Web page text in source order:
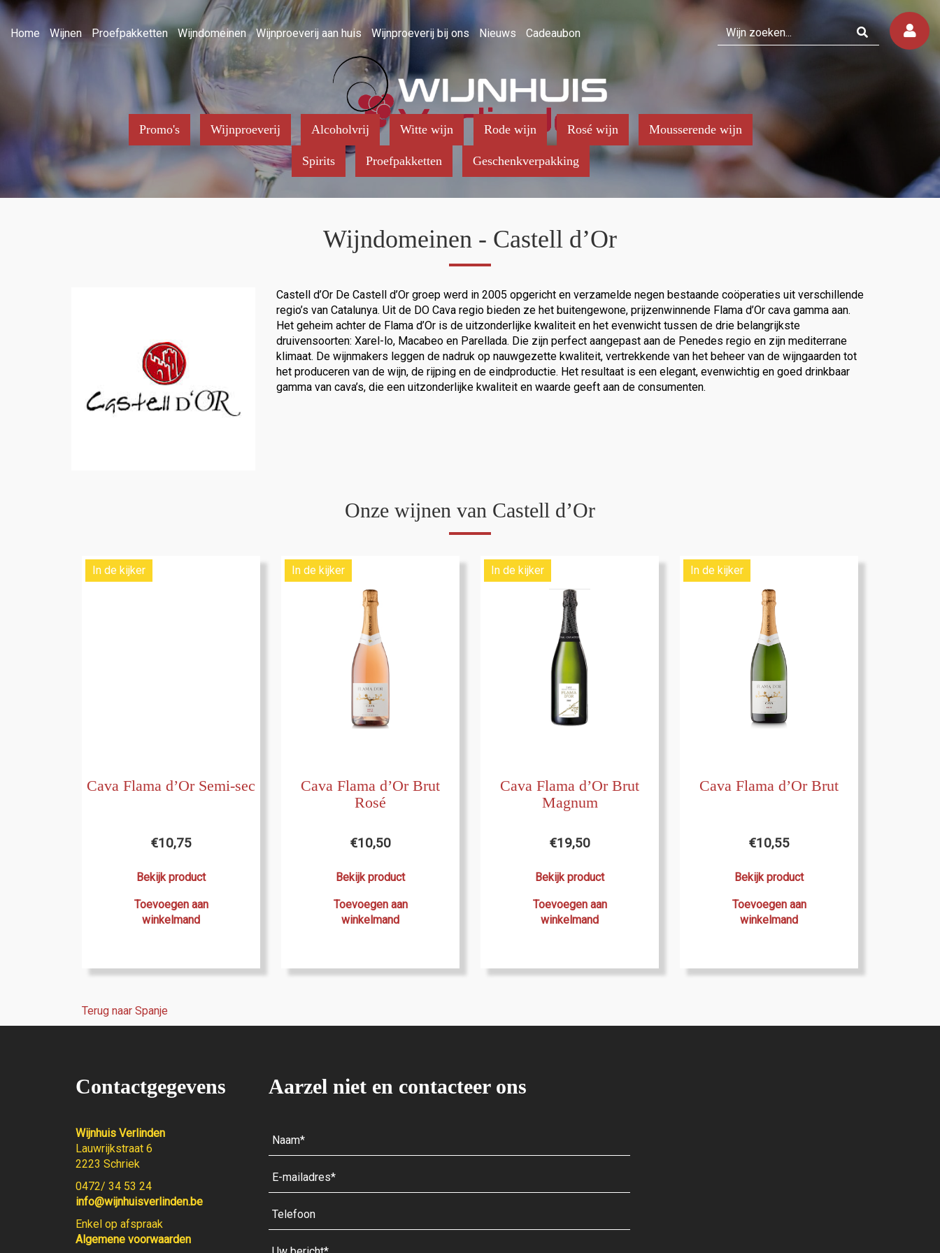
Home Wijnen Proefpakketten Wijndomeinen Wijnproeverij aan huis Wijnproeverij bij ons Nieuws Cadeaubon
Promo's Wijnproeverij Alcoholvrij Witte wijn Rode wijn Rosé wijn Mousserende wijn
Spirits Proefpakketten Geschenkverpakking
Wijndomeinen - Castell d’Or
Castell d’Or De Castell d’Or groep werd in 2005 opgericht en verzamelde negen bestaande coöperaties uit verschillende
regio’s van Catalunya. Uit de DO Cava regio bieden ze het buitengewone, prijzenwinnende Flama d’Or cava gamma aan.
Het geheim achter de Flama d’Or is de uitzonderlijke kwaliteit en het evenwicht tussen de drie belangrijkste
druivensoorten: Xarel-lo, Macabeo en Parellada. Die zijn perfect aangepast aan de Penedes regio en zijn mediterrane
klimaat. De wijnmakers leggen de nadruk op nauwgezette kwaliteit, vertrekkende van het beheer van de wijngaarden tot
het produceren van de wijn, de rijping en de eindproductie. Het resultaat is een elegant, evenwichtig en goed drinkbaar
gamma van cava’s, die een uitzonderlijke kwaliteit en waarde geeft aan de consumenten.
Onze wijnen van Castell d’Or
In de kijker
Cava Flama d’Or Semi-sec
€10,75
Bekijk product
Toevoegen aan
winkelmand
In de kijker
Cava Flama d’Or Brut
Rosé
€10,50
Bekijk product
Toevoegen aan
winkelmand
In de kijker
Cava Flama d’Or Brut
Magnum
€19,50
Bekijk product
Toevoegen aan
winkelmand
In de kijker
Cava Flama d’Or Brut
€10,55
Bekijk product
Toevoegen aan
winkelmand
Terug naar Spanje
Contactgegevens
Wijnhuis Verlinden
Lauwrijkstraat 6
2223 Schriek
0472/ 34 53 24
info@wijnhuisverlinden.be
Enkel op afspraak
Algemene voorwaarden
Aarzel niet en contacteer ons